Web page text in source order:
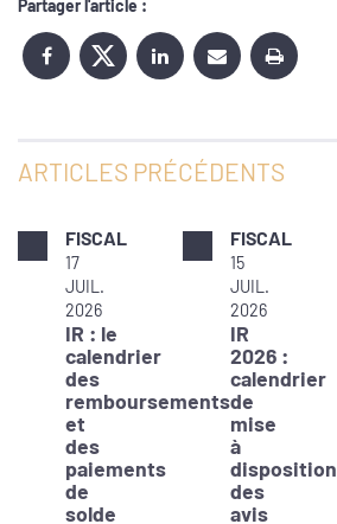
Partager l'article :
ARTICLES PRÉCÉDENTS
FISCAL
17
JUIL.
2026
IR : le
calendrier
des
remboursements
et
des
paiements
de
solde
FISCAL
15
JUIL.
2026
IR
2026 :
calendrier
de
mise
à
disposition
des
avis